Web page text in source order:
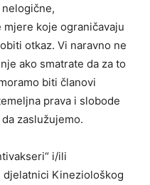
koje ograničavaju
otkaz. Vi naravno ne
ako smatrate da za to
biti članovi
prava i slobode
zaslužujemo.
i/ili
djelatnici Kineziološkog